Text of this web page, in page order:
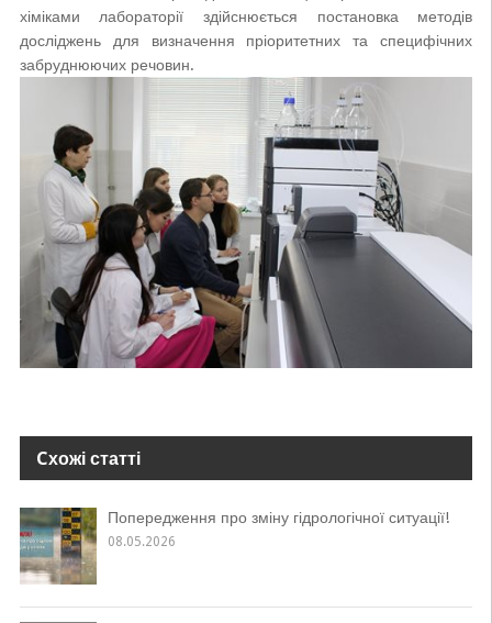
хіміками лабораторії здійснюється постановка методів
досліджень для визначення пріоритетних та специфічних
забруднюючих речовин.
Cхожі статті
Попередження про зміну гідрологічної ситуації!
08.05.2026